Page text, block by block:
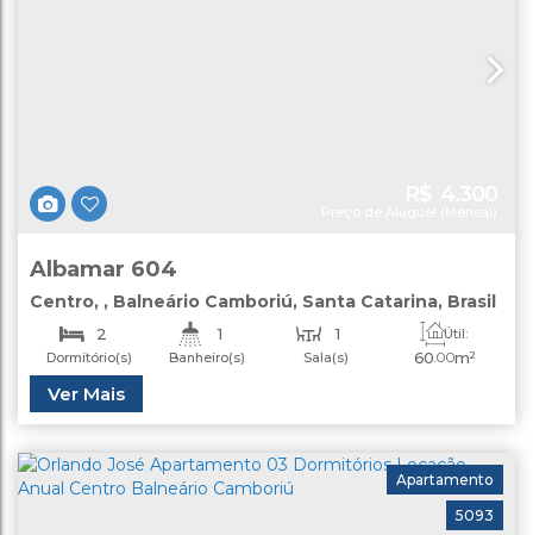
Albamar 604
Centro , Balneário Camboriú, Santa Catarina, Brasil
2
Dormitório(s)
1
Banheiro(s)
1
Sala(s)
Útil:
60.00m²
Ver Mais
5093
Apartamento